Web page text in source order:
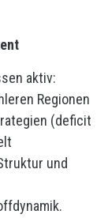
aktiv:
Regionen
(deficit
und